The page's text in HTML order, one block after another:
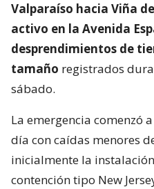
Valparaíso hacia Viña
activo en la Avenida
desprendimientos de
tamaño registrados
sábado.
La emergencia comenzó
día con caídas menores
inicialmente la
contención tipo New